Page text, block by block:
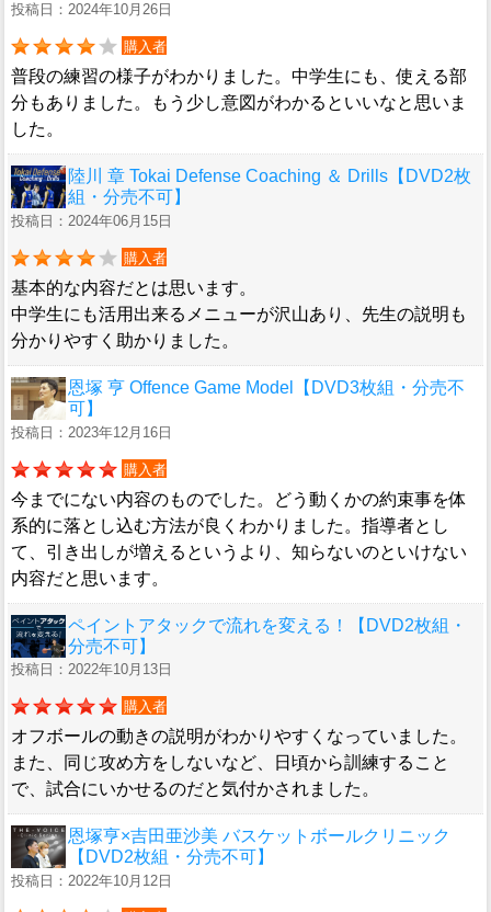
投稿日：2024年10月26日
購入者
普段の練習の様子がわかりました。中学生にも、使える部
分もありました。もう少し意図がわかるといいなと思いま
した。
陸川 章 Tokai Defense Coaching ＆ Drills【DVD2枚
組・分売不可】
投稿日：2024年06月15日
購入者
基本的な内容だとは思います。
中学生にも活用出来るメニューが沢山あり、先生の説明も
分かりやすく助かりました。
恩塚 亨 Offence Game Model【DVD3枚組・分売不
可】
投稿日：2023年12月16日
購入者
今までにない内容のものでした。どう動くかの約束事を体
系的に落とし込む方法が良くわかりました。指導者とし
て、引き出しが増えるというより、知らないのといけない
内容だと思います。
ペイントアタックで流れを変える！【DVD2枚組・
分売不可】
投稿日：2022年10月13日
購入者
オフボールの動きの説明がわかりやすくなっていました。
また、同じ攻め方をしないなど、日頃から訓練すること
で、試合にいかせるのだと気付かされました。
恩塚亨×吉田亜沙美 バスケットボールクリニック
【DVD2枚組・分売不可】
投稿日：2022年10月12日